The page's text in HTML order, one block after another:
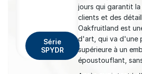
Série
SPYDR
jours qui garantit
clients et des
Oakfruitland est
d'art, qui va d'une
supérieure à un
époustouflant,